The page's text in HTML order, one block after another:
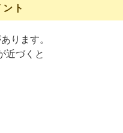
ト
ります。
近づくと